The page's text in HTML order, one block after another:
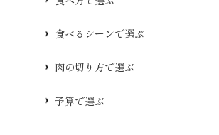
食べるシーンで選ぶ
肉の切り方で選ぶ
予算で選ぶ